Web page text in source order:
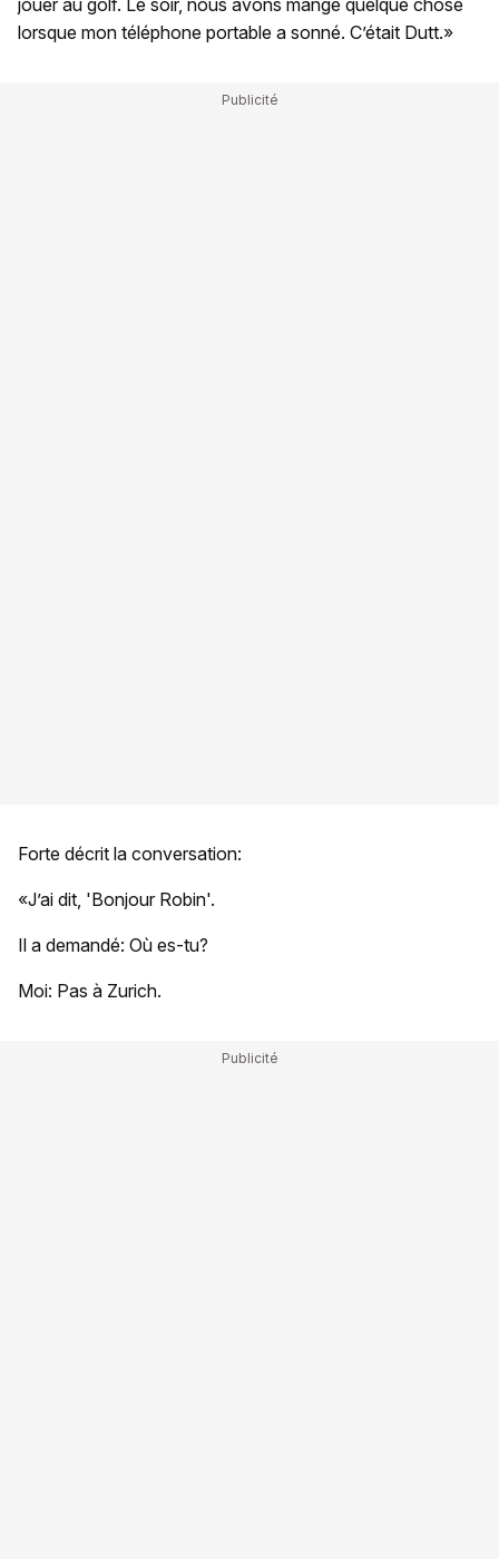
jouer au golf. Le soir, nous avons mangé quelque chose
lorsque mon téléphone portable a sonné. C’était Dutt.»
Forte décrit la conversation:
«J’ai dit, 'Bonjour Robin'.
Il a demandé: Où es-tu?
Moi: Pas à Zurich.